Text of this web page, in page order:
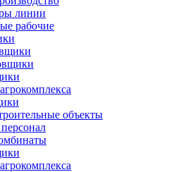
линии
рабочие
объекты